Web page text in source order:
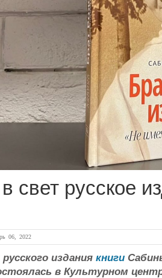
свет русское
06, 2022
издания книги
в Культурном